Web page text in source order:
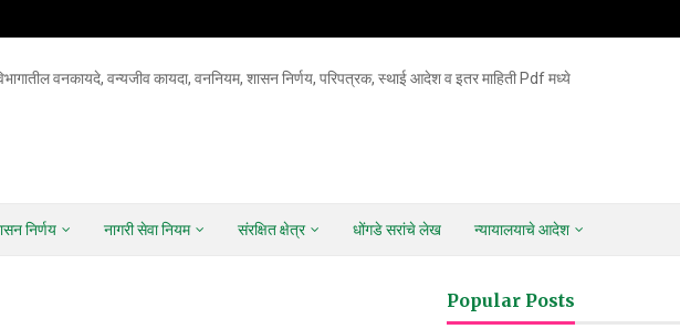
वनकायदे, वन्यजीव कायदा, वननियम, शासन निर्णय, परिपत्रक, स्थाई आदेश व इतर माहिती Pdf मध्ये
निर्णय नागरी सेवा नियम संरक्षित क्षेत्र धोंगडे सरांचे लेख न्यायालयाचे आदेश
Popular Posts